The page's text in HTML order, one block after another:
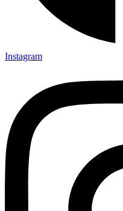
Instagram